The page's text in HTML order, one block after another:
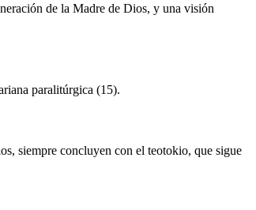
de la Madre de Dios, y una visión
paralitúrgica (15).
siempre concluyen con el teotokio, que sigue